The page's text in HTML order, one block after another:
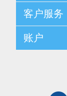
配送与退换政策
隐私条款
关于我们
客户服务
新闻
博客
账户